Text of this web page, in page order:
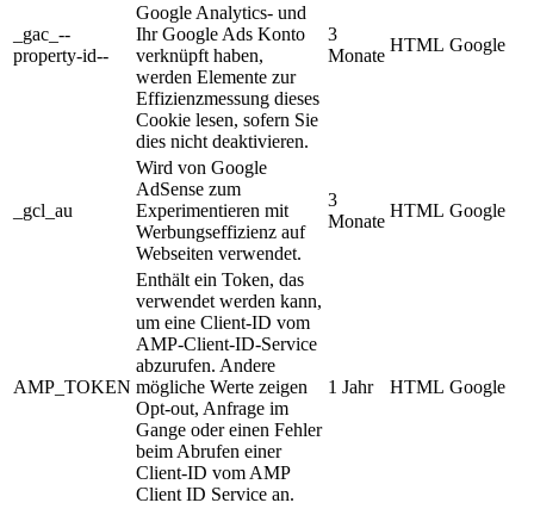
_gac_--
property-id--
Google Analytics- und
Ihr Google Ads Konto
verknüpft haben,
werden Elemente zur
Effizienzmessung dieses
Cookie lesen, sofern Sie
dies nicht deaktivieren.
3
Monate
HTML Google
_gcl_au
Wird von Google
AdSense zum
Experimentieren mit
Werbungseffizienz auf
Webseiten verwendet.
3
Monate
HTML Google
AMP_TOKEN
Enthält ein Token, das
verwendet werden kann,
um eine Client-ID vom
AMP-Client-ID-Service
abzurufen. Andere
mögliche Werte zeigen
Opt-out, Anfrage im
Gange oder einen Fehler
beim Abrufen einer
Client-ID vom AMP
Client ID Service an.
1 Jahr HTML Google